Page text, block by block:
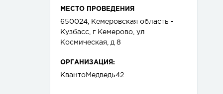
МЕСТО ПРОВЕДЕНИЯ
650024, Кемеровская область -
Кузбасс, г Кемерово, ул
Космическая, д 8
ОРГАНИЗАЦИЯ:
КвантоМедведь42